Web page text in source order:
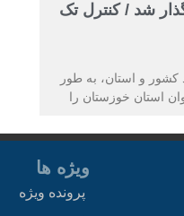
شد / کنترل تک
کشور و استان، به طور
استان خوزستان را
ویژه ها
پرونده ویژه